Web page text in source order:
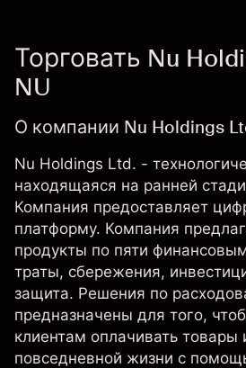
Торговать Nu
NU
О компании Nu Holdings
Nu Holdings Ltd. -
находящаяся на ранней
Компания предоставляет
платформу. Компания
продукты по пяти
траты, сбережения,
защита. Решения по
предназначены для того,
клиентам оплачивать товары
повседневной жизни с